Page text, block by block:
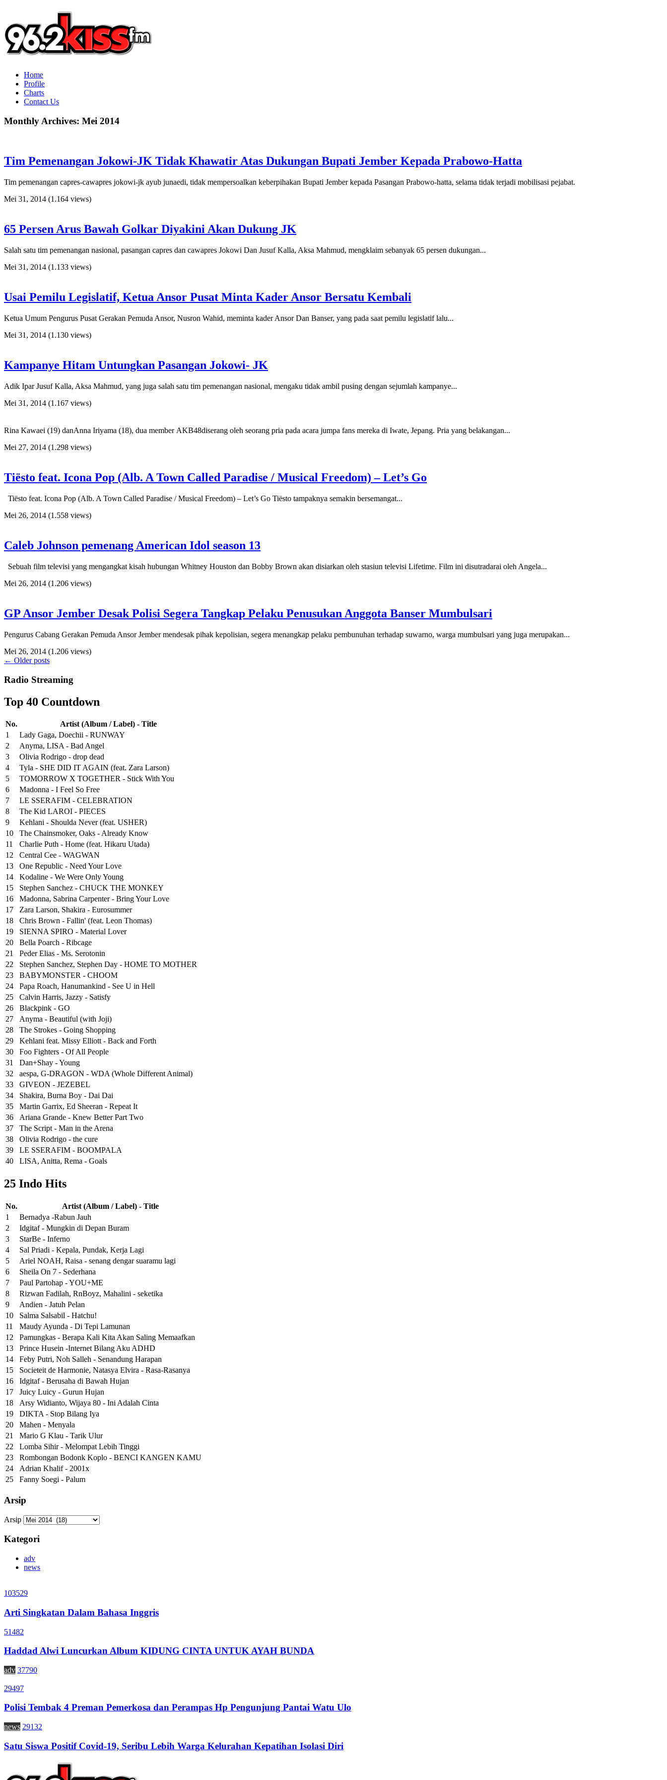
Home
Profile
Charts
Contact Us
Monthly Archives: Mei 2014
Tim Pemenangan Jokowi-JK Tidak Khawatir Atas Dukungan Bupati Jember Kepada Prabowo-Hatta
Tim pemenangan capres-cawapres jokowi-jk ayub junaedi, tidak mempersoalkan keberpihakan Bupati Jember kepada Pasangan Prabowo-hatta, selama tidak terjadi mobilisasi pejabat.
Mei 31, 2014 (1.164 views)
65 Persen Arus Bawah Golkar Diyakini Akan Dukung JK
Salah satu tim pemenangan nasional, pasangan capres dan cawapres Jokowi Dan Jusuf Kalla, Aksa Mahmud, mengklaim sebanyak 65 persen dukungan...
Mei 31, 2014 (1.133 views)
Usai Pemilu Legislatif, Ketua Ansor Pusat Minta Kader Ansor Bersatu Kembali
Ketua Umum Pengurus Pusat Gerakan Pemuda Ansor, Nusron Wahid, meminta kader Ansor Dan Banser, yang pada saat pemilu legislatif lalu...
Mei 31, 2014 (1.130 views)
Kampanye Hitam Untungkan Pasangan Jokowi- JK
Adik Ipar Jusuf Kalla, Aksa Mahmud, yang juga salah satu tim pemenangan nasional, mengaku tidak ambil pusing dengan sejumlah kampanye...
Mei 31, 2014 (1.167 views)
Rina Kawaei (19) danAnna Iriyama (18), dua member AKB48diserang oleh seorang pria pada acara jumpa fans mereka di Iwate, Jepang. Pria yang belakangan...
Mei 27, 2014 (1.298 views)
Tiësto feat. Icona Pop (Alb. A Town Called Paradise / Musical Freedom) – Let’s Go
Tiësto feat. Icona Pop (Alb. A Town Called Paradise / Musical Freedom) – Let’s Go Tiësto tampaknya semakin bersemangat...
Mei 26, 2014 (1.558 views)
Caleb Johnson pemenang American Idol season 13
Sebuah film televisi yang mengangkat kisah hubungan Whitney Houston dan Bobby Brown akan disiarkan oleh stasiun televisi Lifetime. Film ini disutradarai oleh Angela...
Mei 26, 2014 (1.206 views)
GP Ansor Jember Desak Polisi Segera Tangkap Pelaku Penusukan Anggota Banser Mumbulsari
Pengurus Cabang Gerakan Pemuda Ansor Jember mendesak pihak kepolisian, segera menangkap pelaku pembunuhan terhadap suwarno, warga mumbulsari yang juga merupakan...
Mei 26, 2014 (1.206 views)
← Older posts
Radio Streaming
Top 40 Countdown
No.
Artist (Album / Label) - Title
1
Lady Gaga, Doechii - RUNWAY
2
Anyma, LISA - Bad Angel
3
Olivia Rodrigo - drop dead
4
Tyla - SHE DID IT AGAIN (feat. Zara Larson)
5
TOMORROW X TOGETHER - Stick With You
6
Madonna - I Feel So Free
7
LE SSERAFIM - CELEBRATION
8
The Kid LAROI - PIECES
9
Kehlani - Shoulda Never (feat. USHER)
10
The Chainsmoker, Oaks - Already Know
11
Charlie Puth - Home (feat. Hikaru Utada)
12
Central Cee - WAGWAN
13
One Republic - Need Your Love
14
Kodaline - We Were Only Young
15
Stephen Sanchez - CHUCK THE MONKEY
16
Madonna, Sabrina Carpenter - Bring Your Love
17
Zara Larson, Shakira - Eurosummer
18
Chris Brown - Fallin' (feat. Leon Thomas)
19
SIENNA SPIRO - Material Lover
20
Bella Poarch - Ribcage
21
Peder Elias - Ms. Serotonin
22
Stephen Sanchez, Stephen Day - HOME TO MOTHER
23
BABYMONSTER - CHOOM
24
Papa Roach, Hanumankind - See U in Hell
25
⁠Calvin Harris, Jazzy - Satisfy
26
Blackpink - GO
27
Anyma - Beautiful (with Joji)
28
The Strokes - Going Shopping
29
Kehlani feat. Missy Elliott - Back and Forth
30
Foo Fighters - Of All People
31
Dan+Shay - Young
32
aespa, G-DRAGON - WDA (Whole Different Animal)
33
GIVEON - JEZEBEL
34
Shakira, Burna Boy - Dai Dai
35
Martin Garrix, Ed Sheeran - Repeat It
36
Ariana Grande - Knew Better Part Two
37
The Script - Man in the Arena
38
Olivia Rodrigo - the cure
39
LE SSERAFIM - BOOMPALA
40
LISA, Anitta, Rema - Goals
25 Indo Hits
No.
Artist (Album / Label) - Title
1
Bernadya -Rabun Jauh
2
Idgitaf - Mungkin di Depan Buram
3
StarBe - Inferno
4
Sal Priadi - Kepala, Pundak, Kerja Lagi
5
Ariel NOAH, Raisa - senang dengar suaramu lagi
6
Sheila On 7 - Sederhana
7
Paul Partohap - YOU+ME
8
Rizwan Fadilah, RnBoyz, Mahalini - seketika
9
Andien - Jatuh Pelan
10
Salma Salsabil - Hatchu!
11
Maudy Ayunda - Di Tepi Lamunan
12
Pamungkas - Berapa Kali Kita Akan Saling Memaafkan
13
Prince Husein -Internet Bilang Aku ADHD
14
Feby Putri, Noh Salleh - Senandung Harapan
15
Societeit de Harmonie, Natasya Elvira - Rasa-Rasanya
16
Idgitaf - Berusaha di Bawah Hujan
17
Juicy Luicy - Gurun Hujan
18
Arsy Widianto, Wijaya 80 - Ini Adalah Cinta
19
DIKTA - Stop Bilang Iya
20
Mahen - Menyala
21
Mario G Klau - Tarik Ulur
22
Lomba Sihir - Melompat Lebih Tinggi
23
Rombongan Bodonk Koplo - BENCI KANGEN KAMU
24
Adrian Khalif - 2001x
25
Fanny Soegi - Palum
Arsip
Arsip
Kategori
adv
news
103529
Arti Singkatan Dalam Bahasa Inggris
51482
Haddad Alwi Luncurkan Album KIDUNG CINTA UNTUK AYAH BUNDA
adv 37790
29497
Polisi Tembak 4 Preman Pemerkosa dan Perampas Hp Pengunjung Pantai Watu Ulo
news 29132
Satu Siswa Positif Covid-19, Seribu Lebih Warga Kelurahan Kepatihan Isolasi Diri